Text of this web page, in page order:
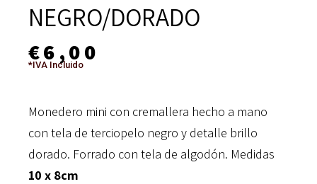
NEGRO/DORADO
€6,00
*IVA Incluido
Monedero mini con cremallera hecho a mano
con tela de terciopelo negro y detalle brillo
dorado. Forrado con tela de algodón. Medidas
10 x 8cm